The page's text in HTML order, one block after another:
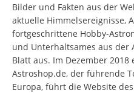
Bilder und Fakten aus der
aktuelle Himmelsereignisse,
fortgeschrittene Hobby-
und Unterhaltsames aus der
Blatt aus. Im Dezember
Astroshop.de, der führende
Europa, führt die Website